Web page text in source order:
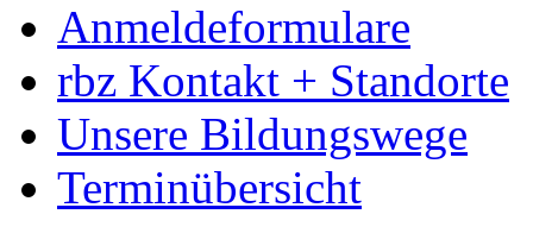
Anmeldeformulare
rbz Kontakt + Standorte
Unsere Bildungswege
Terminübersicht